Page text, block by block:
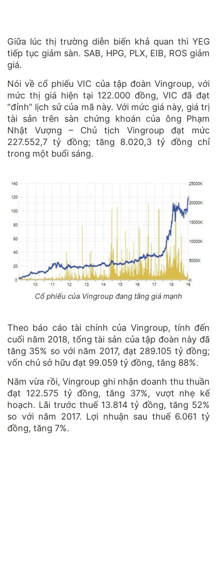
Giữa lúc thị trường diễn biến khả quan thì YEG
tiếp tục giảm sàn. SAB, HPG, PLX, EIB, ROS giảm
giá.
Nói về cổ phiếu VIC của tập đoàn Vingroup, với
mức thị giá hiện tại 122.000 đồng, VIC đã đạt
“đỉnh” lịch sử của mã này. Với mức giá này, giá trị
tài sản trên sàn chứng khoán của ông Phạm
Nhật Vượng – Chủ tịch Vingroup đạt mức
227.552,7 tỷ đồng; tăng 8.020,3 tỷ đồng chỉ
trong một buổi sáng.
Cổ phiếu của Vingroup đang tăng giá mạnh
Theo báo cáo tài chính của Vingroup, tính đến
cuối năm 2018, tổng tài sản của tập đoàn này đã
tăng 35% so với năm 2017, đạt 289.105 tỷ đồng;
vốn chủ sở hữu đạt 99.059 tỷ đồng, tăng 88%.
Năm vừa rồi, Vingroup ghi nhận doanh thu thuần
đạt 122.575 tỷ đồng, tăng 37%, vượt nhẹ kế
hoạch. Lãi trước thuế 13.814 tỷ đồng, tăng 52%
so với năm 2017. Lợi nhuận sau thuế 6.061 tỷ
đồng, tăng 7%.